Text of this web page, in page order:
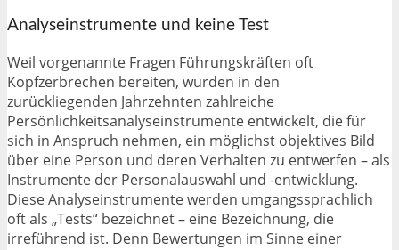
Analyseinstrumente und keine Test
Weil vorgenannte Fragen Führungskräften oft
Kopfzerbrechen bereiten, wurden in den
zurückliegenden Jahrzehnten zahlreiche
Persönlichkeitsanalyseinstrumente entwickelt, die für
sich in Anspruch nehmen, ein möglichst objektives Bild
über eine Person und deren Verhalten zu entwerfen – als
Instrumente der Personalauswahl und -entwicklung.
Diese Analyseinstrumente werden umgangssprachlich
oft als „Tests“ bezeichnet – eine Bezeichnung, die
irreführend ist. Denn Bewertungen im Sinne einer